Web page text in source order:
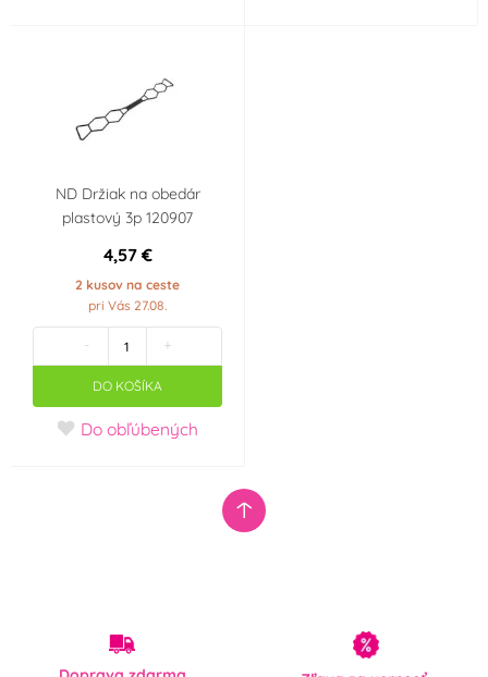
ND Držiak na obedár
plastový 3p 120907
4,57 €
2 kusov na ceste
pri Vás 27.08.
- +
DO KOŠÍKA
Do obľúbených